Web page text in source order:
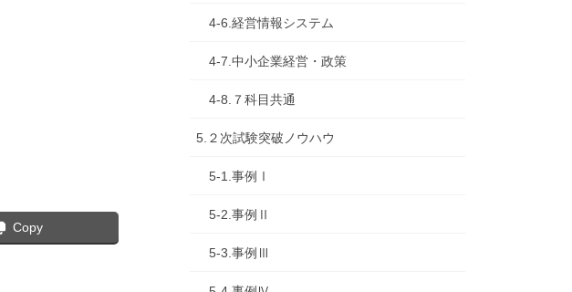
Copy
4-6.経営情報システム
4-7.中小企業経営・政策
4-8.７科目共通
5.２次試験突破ノウハウ
5-1.事例Ⅰ
5-2.事例Ⅱ
5-3.事例Ⅲ